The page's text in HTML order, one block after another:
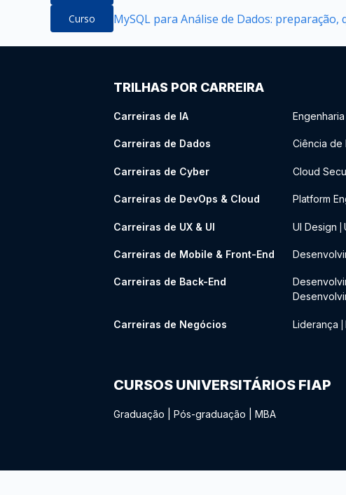
Curso MySQL para Análise de Dados:
TRILHAS POR CARREIRA
Carreiras de IA
Carreiras de Dados Ciência de
Carreiras de Cyber Cloud
Carreiras de DevOps & Cloud Platform
Carreiras de UX & UI UI Design
Carreiras de Mobile & Front-End
Carreiras de Back-End
Carreiras de Negócios Liderança
CURSOS UNIVERSITÁRIOS FIAP
Graduação Pós-graduação MBA